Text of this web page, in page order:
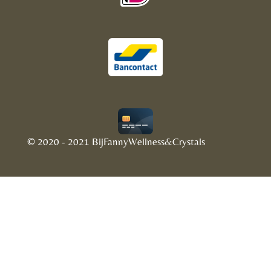
© 2020 - 2021 BijFannyWellness&Crystals